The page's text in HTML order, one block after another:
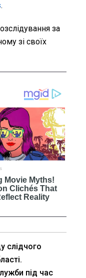
.
за
зі своїх
слідчого
під час